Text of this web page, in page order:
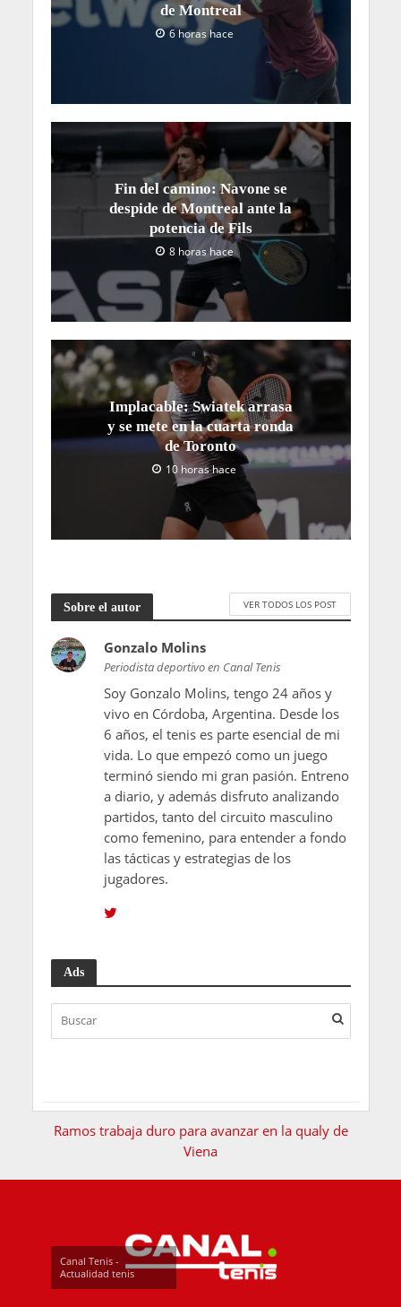
de Montreal
6 horas hace
Fin del camino: Navone se
despide de Montreal ante la
potencia de Fils
8 horas hace
Implacable: Swiatek arrasa
y se mete en la cuarta ronda
de Toronto
10 horas hace
Sobre el autor VER TODOS LOS POST
Gonzalo Molins
Periodista deportivo en Canal Tenis
Soy Gonzalo Molins, tengo 24 años y
vivo en Córdoba, Argentina. Desde los
6 años, el tenis es parte esencial de mi
vida. Lo que empezó como un juego
terminó siendo mi gran pasión. Entreno
a diario, y además disfruto analizando
partidos, tanto del circuito masculino
como femenino, para entender a fondo
las tácticas y estrategias de los
jugadores.
Ads
Ramos trabaja duro para avanzar en la qualy de
Viena
Canal Tenis -
Actualidad tenis